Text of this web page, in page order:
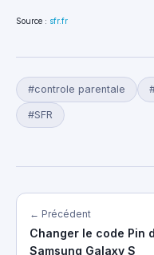
Source : sfr.fr
#controle parentale
#SFR
← Précédent
Changer le code Pin
Samsung Galaxy S